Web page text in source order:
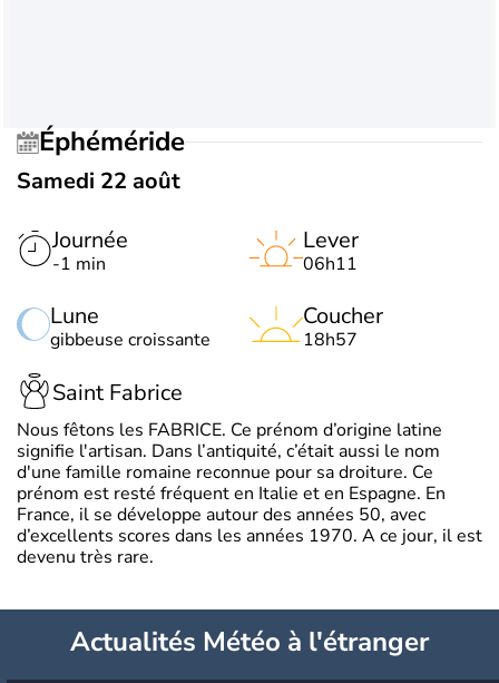
Éphéméride
Samedi 22 août
Journée
-1 min
Lune
gibbeuse croissante
Lever
06h11
Coucher
18h57
Saint Fabrice
Nous fêtons les FABRICE. Ce prénom d’origine latine
signifie l'artisan. Dans l’antiquité, c’était aussi le nom
d'une famille romaine reconnue pour sa droiture. Ce
prénom est resté fréquent en Italie et en Espagne. En
France, il se développe autour des années 50, avec
d’excellents scores dans les années 1970. A ce jour, il est
devenu très rare.
Actualités Météo à l'étranger